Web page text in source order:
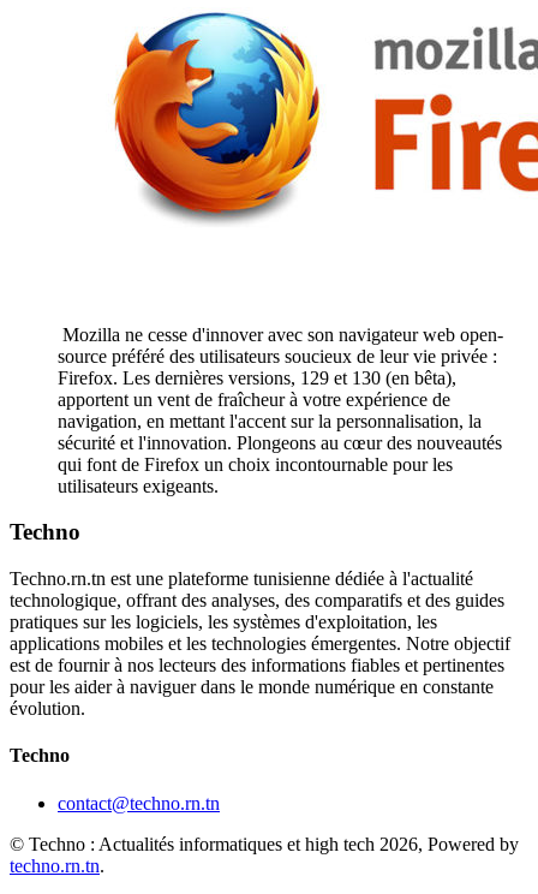
Mozilla ne cesse d'innover avec son navigateur web open-
source préféré des utilisateurs soucieux de leur vie privée :
Firefox. Les dernières versions, 129 et 130 (en bêta),
apportent un vent de fraîcheur à votre expérience de
navigation, en mettant l'accent sur la personnalisation, la
sécurité et l'innovation. Plongeons au cœur des nouveautés
qui font de Firefox un choix incontournable pour les
utilisateurs exigeants.
Techno
Techno.rn.tn est une plateforme tunisienne dédiée à l'actualité
technologique, offrant des analyses, des comparatifs et des guides
pratiques sur les logiciels, les systèmes d'exploitation, les
applications mobiles et les technologies émergentes. Notre objectif
est de fournir à nos lecteurs des informations fiables et pertinentes
pour les aider à naviguer dans le monde numérique en constante
évolution.
Techno
contact@techno.rn.tn
© Techno : Actualités informatiques et high tech 2026, Powered by
techno.rn.tn.